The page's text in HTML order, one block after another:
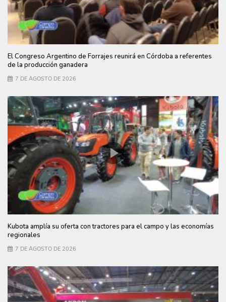
El Congreso Argentino de Forrajes reunirá en Córdoba a referentes
de la producción ganadera
7 DE AGOSTO DE 2026
Kubota amplía su oferta con tractores para el campo y las economías
regionales
7 DE AGOSTO DE 2026